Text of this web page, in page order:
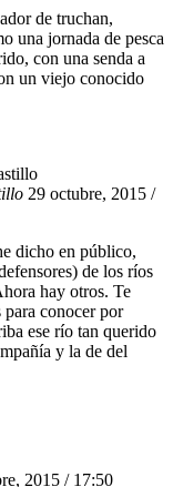
de truchan,
una jornada de pesca
con una senda a
un viejo conocido
29 octubre, 2015 /
dicho en público,
de los ríos
hay otros. Te
para conocer por
ese río tan querido
y la de del
2015 / 17:50